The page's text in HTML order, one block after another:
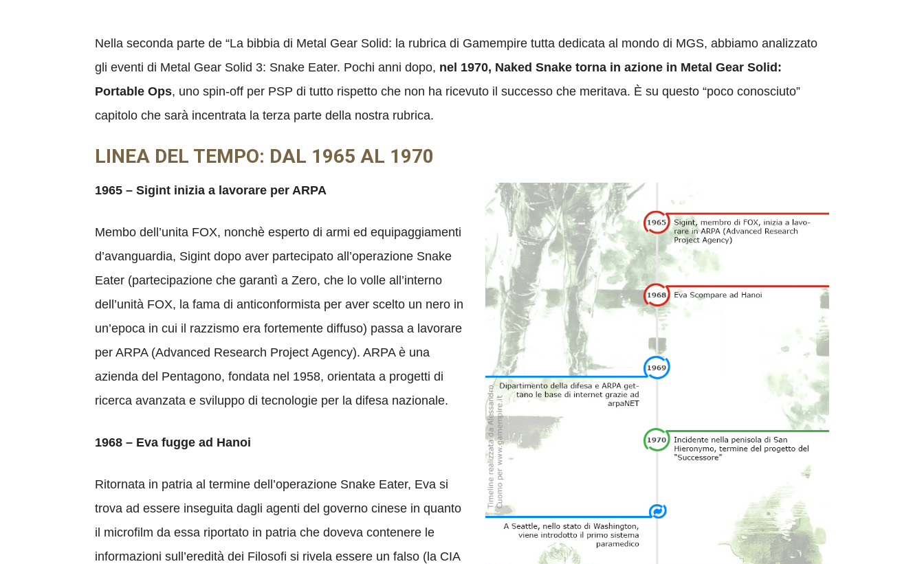
Nella seconda parte de “La bibbia di Metal Gear Solid: la rubrica di Gamempire tutta dedicata al mondo di MGS, abbiamo analizzato
gli eventi di Metal Gear Solid 3: Snake Eater. Pochi anni dopo, nel 1970, Naked Snake torna in azione in Metal Gear Solid:
Portable Ops, uno spin-off per PSP di tutto rispetto che non ha ricevuto il successo che meritava. È su questo “poco conosciuto”
capitolo che sarà incentrata la terza parte della nostra rubrica.
LINEA DEL TEMPO: DAL 1965 AL 1970
1965 – Sigint inizia a lavorare per ARPA
Membo dell’unita FOX, nonchè esperto di armi ed equipaggiamenti
d’avanguardia, Sigint dopo aver partecipato all’operazione Snake
Eater (partecipazione che garantì a Zero, che lo volle all’interno
dell’unità FOX, la fama di anticonformista per aver scelto un nero in
un’epoca in cui il razzismo era fortemente diffuso) passa a lavorare
per ARPA (Advanced Research Project Agency). ARPA è una
azienda del Pentagono, fondata nel 1958, orientata a progetti di
ricerca avanzata e sviluppo di tecnologie per la difesa nazionale.
1968 – Eva fugge ad Hanoi
Ritornata in patria al termine dell’operazione Snake Eater, Eva si
trova ad essere inseguita dagli agenti del governo cinese in quanto
il microfilm da essa riportato in patria che doveva contenere le
informazioni sull’eredità dei Filosofi si rivela essere un falso (la CIA